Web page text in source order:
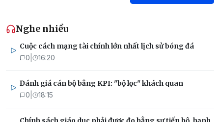
Nghe nhiều
Cuộc cách mạng tài chính lớn nhất lịch sử bóng đá
0 16:20
Đánh giá cán bộ bằng KPI: "bộ lọc" khách quan
0 18:15